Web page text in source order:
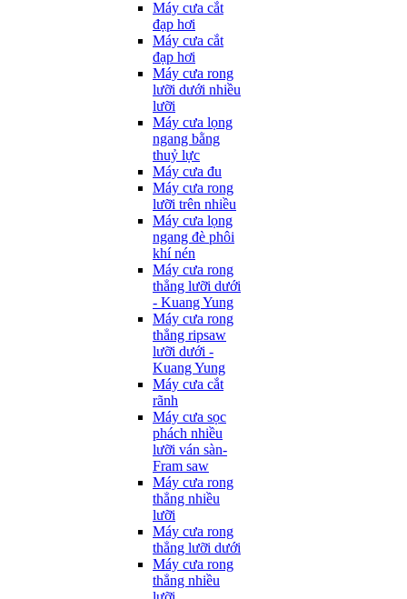
Máy cưa cắt
đạp hơi
Máy cưa cắt
đạp hơi
Máy cưa rong
lưỡi dưới nhiều
lưỡi
Máy cưa lọng
ngang bằng
thuỷ lực
Máy cưa đu
Máy cưa rong
lưỡi trên nhiều
Máy cưa lọng
ngang đè phôi
khí nén
Máy cưa rong
thẳng lưỡi dưới
- Kuang Yung
Máy cưa rong
thẳng ripsaw
lưỡi dưới -
Kuang Yung
Máy cưa cắt
rãnh
Máy cưa sọc
phách nhiều
lưỡi ván sàn-
Fram saw
Máy cưa rong
thẳng nhiều
lưỡi
Máy cưa rong
thẳng lưỡi dưới
Máy cưa rong
thẳng nhiều